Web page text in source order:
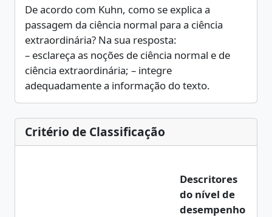
De acordo com Kuhn, como se explica a
passagem da ciência normal para a ciência
extraordinária? Na sua resposta:
– esclareça as noções de ciência normal e de
ciência extraordinária; – integre
adequadamente a informação do texto.
Critério de Classificação
Descritores
do nível de
desempenho